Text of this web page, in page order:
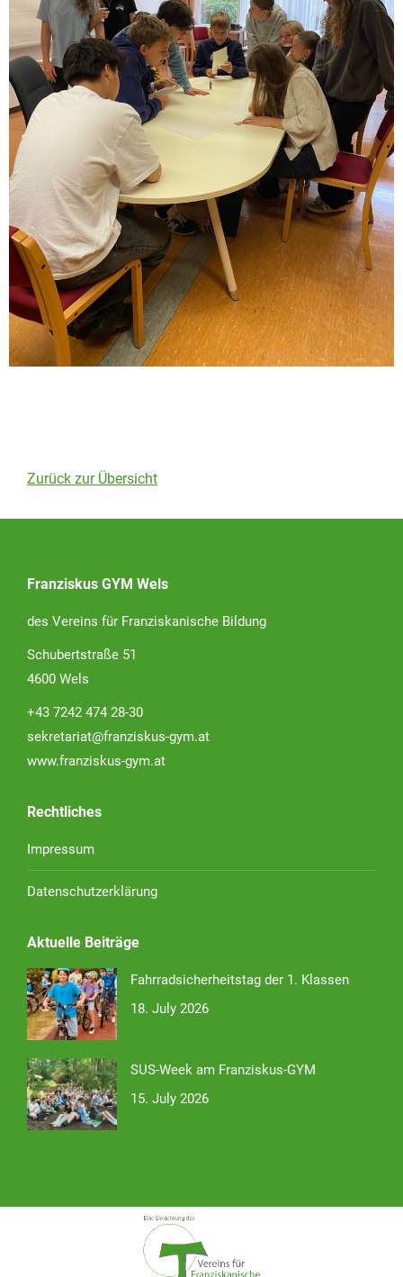
Zurück zur Übersicht
Franziskus GYM Wels
des Vereins für Franziskanische Bildung
Schubertstraße 51
4600 Wels
+43 7242 474 28-30
sekretariat@franziskus-gym.at
www.franziskus-gym.at
Rechtliches
Impressum
Datenschutzerklärung
Aktuelle Beiträge
Fahrradsicherheitstag der 1. Klassen
18. July 2026
SUS-Week am Franziskus-GYM
15. July 2026